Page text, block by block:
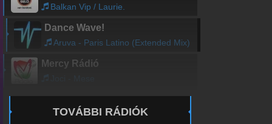
Balkan Vip / Laurie.
Dance Wave!
Aruva - Paris Latino (Extended Mix)
Mercy Rádió
TOVÁBBI RÁDIÓK